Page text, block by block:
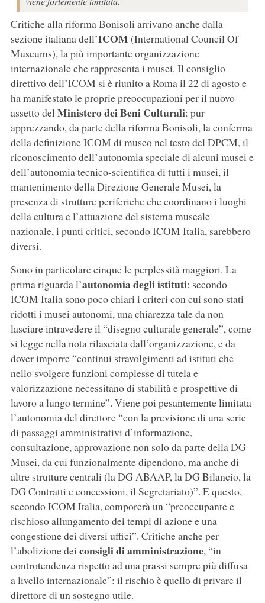
Critiche alla riforma Bonisoli arrivano anche dalla
sezione italiana dell’ICOM (International Council Of
Museums), la più importante organizzazione
internazionale che rappresenta i musei. Il consiglio
direttivo dell’ICOM si è riunito a Roma il 22 di agosto e
ha manifestato le proprie preoccupazioni per il nuovo
assetto delMinistero dei Beni Culturali: pur
apprezzando, da parte della riforma Bonisoli, la conferma
della definizione ICOM di museo nel testo del DPCM, il
riconoscimento dell’autonomia speciale di alcuni musei e
dell’autonomia tecnico-scientifica di tutti i musei, il
mantenimento della Direzione Generale Musei, la
presenza di strutture periferiche che coordinano i luoghi
della cultura e l’attuazione del sistema museale
nazionale, i punti critici, secondo ICOM Italia, sarebbero
diversi.
Sono in particolare cinque le perplessità maggiori. La
prima riguarda l’autonomia degli istituti: secondo
ICOM Italia sono poco chiari i criteri con cui sono stati
ridotti i musei autonomi, una chiarezza tale da non
lasciare intravedere il “disegno culturale generale”, come
si legge nella nota rilasciata dall’organizzazione, e da
dover imporre “continui stravolgimenti ad istituti che
nello svolgere funzioni complesse di tutela e
valorizzazione necessitano di stabilità e prospettive di
lavoro a lungo termine”. Viene poi pesantemente limitata
l’autonomia del direttore “con la previsione di una serie
di passaggi amministrativi d’informazione,
consultazione, approvazione non solo da parte della DG
Musei, da cui funzionalmente dipendono, ma anche di
altre strutture centrali (la DG ABAAP, la DG Bilancio, la
DG Contratti e concessioni, il Segretariato)”. E questo,
secondo ICOM Italia, comporerà un “preoccupante e
rischioso allungamento dei tempi di azione e una
congestione dei diversi uffici”. Critiche anche per
l’abolizione dei consigli di amministrazione, “in
controtendenza rispetto ad una prassi sempre più diffusa
a livello internazionale”: il rischio è quello di privare il
direttore di un sostegno utile.